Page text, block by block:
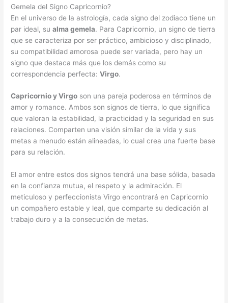
Gemela del Signo Capricornio?
En el universo de la astrología, cada signo del zodiaco tiene un
par ideal, sualma gemela. Para Capricornio, un signo de tierra
que se caracteriza por ser práctico, ambicioso y disciplinado,
su compatibilidad amorosa puede ser variada, pero hay un
signo que destaca más que los demás como su
correspondencia perfecta:Virgo.
Capricornio y Virgo son una pareja poderosa en términos de
amor y romance. Ambos son signos de tierra, lo que significa
que valoran la estabilidad, la practicidad y la seguridad en sus
relaciones. Comparten una visión similar de la vida y sus
metas a menudo están alineadas, lo cual crea una fuerte base
para su relación.
El amor entre estos dos signos tendrá una base sólida, basada
en la confianza mutua, el respeto y la admiración. El
meticuloso y perfeccionista Virgo encontrará en Capricornio
un compañero estable y leal, que comparte su dedicación al
trabajo duro y a la consecución de metas.